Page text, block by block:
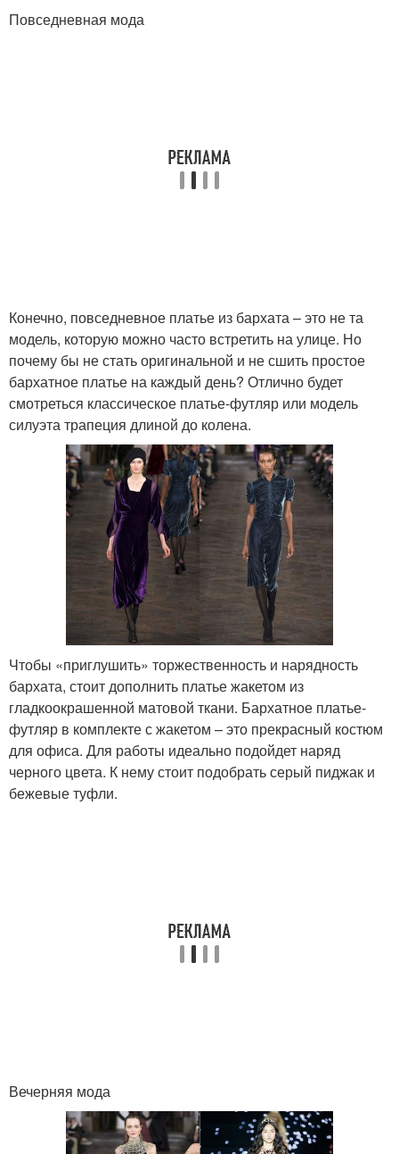
Повседневная мода
Конечно, повседневное платье из бархата – это не та
модель, которую можно часто встретить на улице. Но
почему бы не стать оригинальной и не сшить простое
бархатное платье на каждый день? Отлично будет
смотреться классическое платье-футляр или модель
силуэта трапеция длиной до колена.
Чтобы «приглушить» торжественность и нарядность
бархата, стоит дополнить платье жакетом из
гладкоокрашенной матовой ткани. Бархатное платье-
футляр в комплекте с жакетом – это прекрасный костюм
для офиса. Для работы идеально подойдет наряд
черного цвета. К нему стоит подобрать серый пиджак и
бежевые туфли.
Вечерняя мода